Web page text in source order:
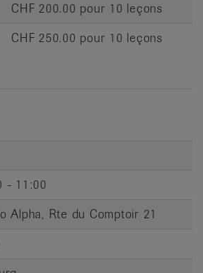
CHF 200.00 pour 10 leçons
CHF 250.00 pour 10 leçons
- 11:00
Alpha, Rte du Comptoir 21